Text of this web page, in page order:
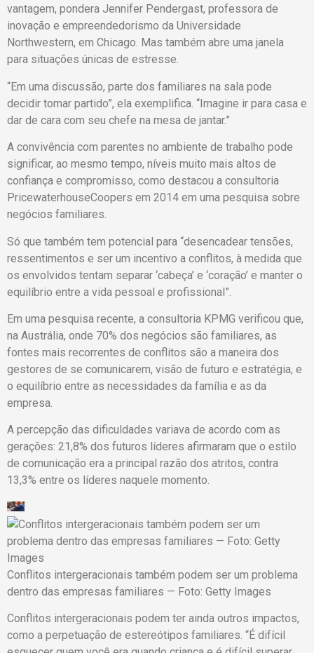
vantagem, pondera Jennifer Pendergast, professora de
inovação e empreendedorismo da Universidade
Northwestern, em Chicago. Mas também abre uma janela
para situações únicas de estresse.
“Em uma discussão, parte dos familiares na sala pode
decidir tomar partido”, ela exemplifica. “Imagine ir para casa e
dar de cara com seu chefe na mesa de jantar.”
A convivência com parentes no ambiente de trabalho pode
significar, ao mesmo tempo, níveis muito mais altos de
confiança e compromisso, como destacou a consultoria
PricewaterhouseCoopers em 2014 em uma pesquisa sobre
negócios familiares.
Só que também tem potencial para “desencadear tensões,
ressentimentos e ser um incentivo a conflitos, à medida que
os envolvidos tentam separar ‘cabeça’ e ‘coração’ e manter o
equilíbrio entre a vida pessoal e profissional”.
Em uma pesquisa recente, a consultoria KPMG verificou que,
na Austrália, onde 70% dos negócios são familiares, as
fontes mais recorrentes de conflitos são a maneira dos
gestores de se comunicarem, visão de futuro e estratégia, e
o equilíbrio entre as necessidades da família e as da
empresa.
A percepção das dificuldades variava de acordo com as
gerações: 21,8% dos futuros líderes afirmaram que o estilo
de comunicação era a principal razão dos atritos, contra
13,3% entre os líderes naquele momento.
Conflitos intergeracionais também podem ser um problema
dentro das empresas familiares — Foto: Getty Images
Conflitos intergeracionais podem ter ainda outros impactos,
como a perpetuação de estereótipos familiares. “É difícil